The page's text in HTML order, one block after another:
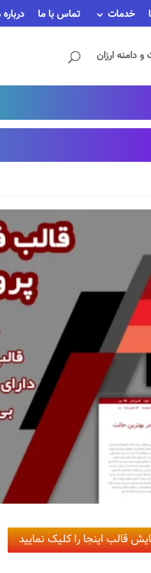
خدمات تماس با ما درباره
دامنه ارزان
قالب اینجا را کلیک نمایید